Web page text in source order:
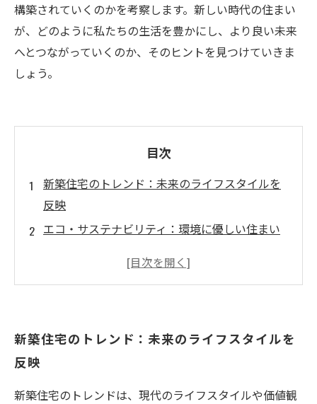
構築されていくのかを考察します。新しい時代の住まい
が、どのように私たちの生活を豊かにし、より良い未来
へとつながっていくのか、そのヒントを見つけていきま
しょう。
目次
新築住宅のトレンド：未来のライフスタイルを
反映
エコ・サステナビリティ：環境に優しい住まい
テクノロジーの進化：スマートホームが変える
関係
ての魅力
新築住宅のトレンド：未来のライフスタイルを
反映
新築住宅のトレンドは、現代のライフスタイルや価値観